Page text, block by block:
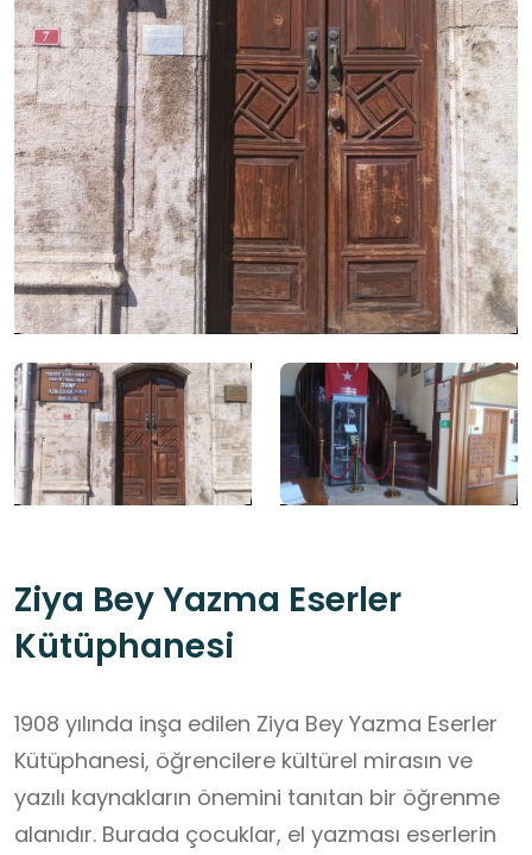
Ziya Bey Yazma Eserler
Kütüphanesi
1908 yılında inşa edilen Ziya Bey Yazma Eserler
Kütüphanesi, öğrencilere kültürel mirasın ve
yazılı kaynakların önemini tanıtan bir öğrenme
alanıdır. Burada çocuklar, el yazması eserlerin